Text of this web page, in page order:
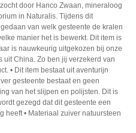
door Hanco Zwaan, mineraloog
in Naturalis. Tijdens dit
van welk gesteente de kralen
manier het is bewerkt. Dit item is
is nauwkeurig uitgekozen bij onze
China. Zo ben jij verzekerd van
• Dit item bestaat uit aventurijn
gesteente bestaat en geen
van het slijpen en polijsten. Dit is
gezegd dat dit gesteente een
heeft • Materiaal zuiver natuursteen